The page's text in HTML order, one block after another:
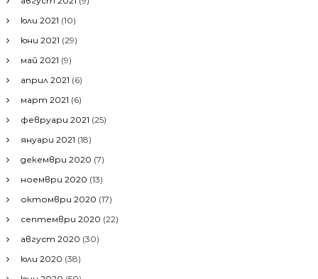
юли 2021 (10)
юни 2021 (29)
май 2021 (9)
април 2021 (6)
март 2021 (6)
февруари 2021 (25)
януари 2021 (18)
декември 2020 (7)
ноември 2020 (13)
октомври 2020 (17)
септември 2020 (22)
август 2020 (30)
юли 2020 (38)